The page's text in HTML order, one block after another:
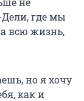
Дели, где мы
всю жизнь,
но я хочу
как и